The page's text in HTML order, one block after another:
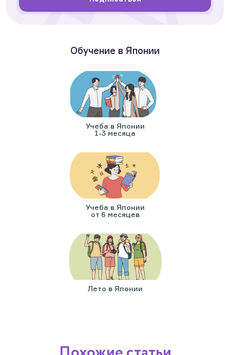
Обучение в Японии
Учеба в Японии
1-3 месяца
Учеба в Японии
от 6 месяцев
Лето в Японии